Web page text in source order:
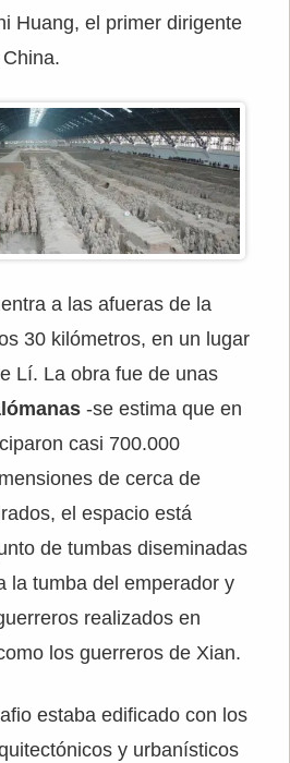
Huang, el primer dirigente
a las afueras de la
30 kilómetros, en un lugar
Lí. La obra fue de unas
-se estima que en
casi 700.000
de cerca de
el espacio está
de tumbas diseminadas
la tumba del emperador y
realizados en
los guerreros de Xian.
estaba edificado con los
y urbanísticos